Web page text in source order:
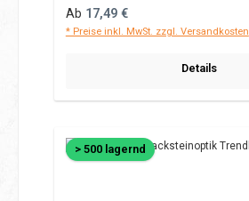
Regulärer Preis:
Ab 17,49 €
* Preise inkl. MwSt. zzgl. Versandkosten
Details
> 500 lagernd